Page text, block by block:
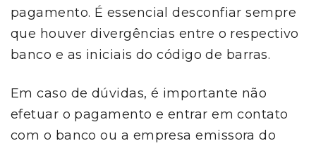
pagamento. É essencial desconfiar sempre
que houver divergências entre o respectivo
banco e as iniciais do código de barras.
Em caso de dúvidas, é importante não
efetuar o pagamento e entrar em contato
com o banco ou a empresa emissora do